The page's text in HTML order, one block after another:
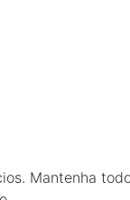
Mantenha